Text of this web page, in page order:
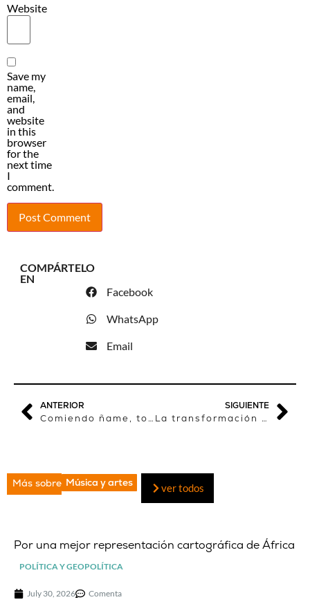
Website
Save my
name,
email,
and
website
in this
browser
for the
next time
I
comment.
COMPÁRTELO
EN
Facebook
WhatsApp
Email
ANTERIOR
Comiendo ñame, tocando la marimba y bailando rumba en las quimbambas
SIGUIENTE
La transformación de África, descrita con una parábola
Más sobre Música y artes ver todos
Por una mejor representación cartográfica de África
POLÍTICA Y GEOPOLÍTICA
July 30, 2026 Comenta